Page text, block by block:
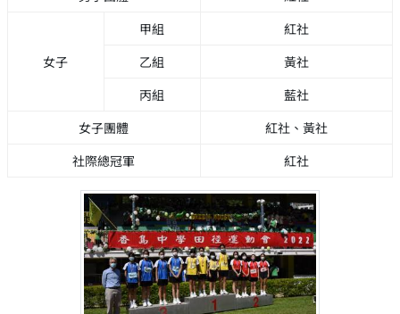
女子
甲組
紅社
乙組
黃社
丙組
藍社
女子團體
紅社、黃社
社際總冠軍
紅社